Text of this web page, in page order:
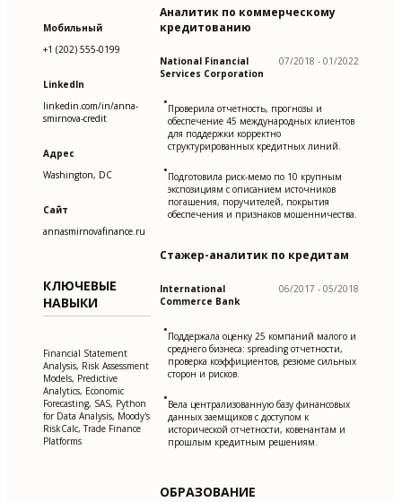
Мобильный
+1 (202) 555-0199
LinkedIn
linkedin.com/in/anna-
smirnova-credit
Адрес
Washington, DC
Сайт
annasmirnovafinance.ru
КЛЮЧЕВЫЕ
НАВЫКИ
Financial Statement
Analysis, Risk Assessment
Models, Predictive
Analytics, Economic
Forecasting, SAS, Python
for Data Analysis, Moody's
RiskCalc, Trade Finance
Platforms
Аналитик по коммерческому
кредитованию
National Financial
Services Corporation
07/2018 - 01/2022
•Проверила отчетность, прогнозы и
обеспечение 45 международных клиентов
для поддержки корректно
структурированных кредитных линий.
•Подготовила риск-мемо по 10 крупным
экспозициям с описанием источников
погашения, поручителей, покрытия
обеспечения и признаков мошенничества.
Стажер-аналитик по кредитам
International
Commerce Bank
06/2017 - 05/2018
•Поддержала оценку 25 компаний малого и
среднего бизнеса: spreading отчетности,
проверка коэффициентов, резюме сильных
сторон и рисков.
•Вела централизованную базу финансовых
данных заемщиков с доступом к
исторической отчетности, ковенантам и
прошлым кредитным решениям.
ОБРАЗОВАНИЕ